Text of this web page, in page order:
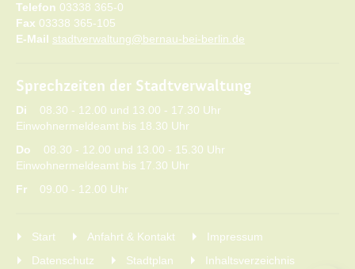
Telefon 03338 365-0
Fax 03338 365-105
E-Mail stadtverwaltung@bernau-bei-berlin.de
Sprechzeiten der Stadtverwaltung
Di 08.30 - 12.00 und 13.00 - 17.30 Uhr
Einwohnermeldeamt bis 18.30 Uhr
Do 08.30 - 12.00 und 13.00 - 15.30 Uhr
Einwohnermeldeamt bis 17.30 Uhr
Fr 09.00 - 12.00 Uhr
Start Anfahrt & Kontakt
Impressum
Datenschutz
Stadtplan Inhaltsverzeichnis